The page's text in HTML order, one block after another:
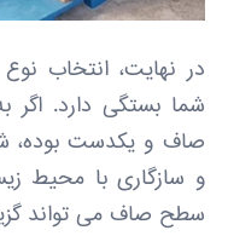
در نهایت، انتخاب
شما بستگی دارد.
صاف و یکدست بوده،
و سازگاری با محیط
سطح صاف می تواند